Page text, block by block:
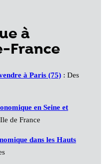
à
France
à Paris (75): Des
en Seine et
de France
dans les Hauts